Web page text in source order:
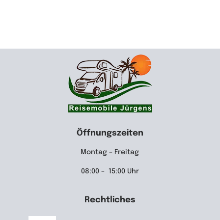
Öffnungszeiten
Montag – Freitag
08:00 – 15:00 Uhr
Rechtliches